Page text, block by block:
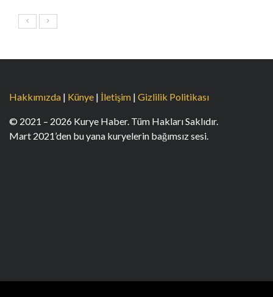
Hakkımızda | Künye | İletişim | Gizlilik Politikası
© 2021 – 2026 Kurye Haber. Tüm Hakları Saklıdır.
Mart 2021’den bu yana kuryelerin bağımsız sesi.